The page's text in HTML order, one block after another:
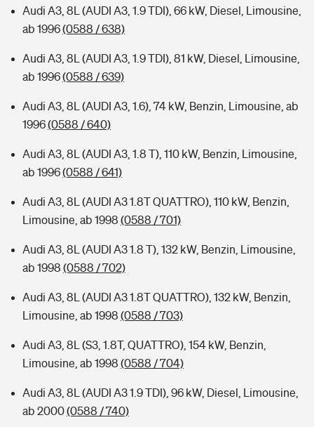
Sie haben Fragen?
Zur Übersicht
Tools
Kinderunfall-Check: Mehr Sicherheit für deine Kids
Sie haben Fragen?
Audi A3, 8L (AUDI A3, 1.9 TDI), 66 kW, Diesel, Limousine,
ab 1996(0588 / 638)
Audi A3, 8L (AUDI A3, 1.9 TDI), 81 kW, Diesel, Limousine,
ab 1996(0588 / 639)
Audi A3, 8L (AUDI A3, 1.6), 74 kW, Benzin, Limousine, ab
1996(0588 / 640)
Audi A3, 8L (AUDI A3, 1.8 T), 110 kW, Benzin, Limousine,
ab 1996(0588 / 641)
Audi A3, 8L (AUDI A3 1.8T QUATTRO), 110 kW, Benzin,
Limousine, ab 1998 (0588 / 701)
Audi A3, 8L (AUDI A3 1.8 T), 132 kW, Benzin, Limousine,
ab 1998 (0588 / 702)
Audi A3, 8L (AUDI A3 1.8T QUATTRO), 132 kW, Benzin,
Limousine, ab 1998 (0588 / 703)
Audi A3, 8L (S3, 1.8T, QUATTRO), 154 kW, Benzin,
Limousine, ab 1998 (0588 / 704)
Audi A3, 8L (AUDI A3 1.9 TDI), 96 kW, Diesel, Limousine,
ab 2000(0588 / 740)